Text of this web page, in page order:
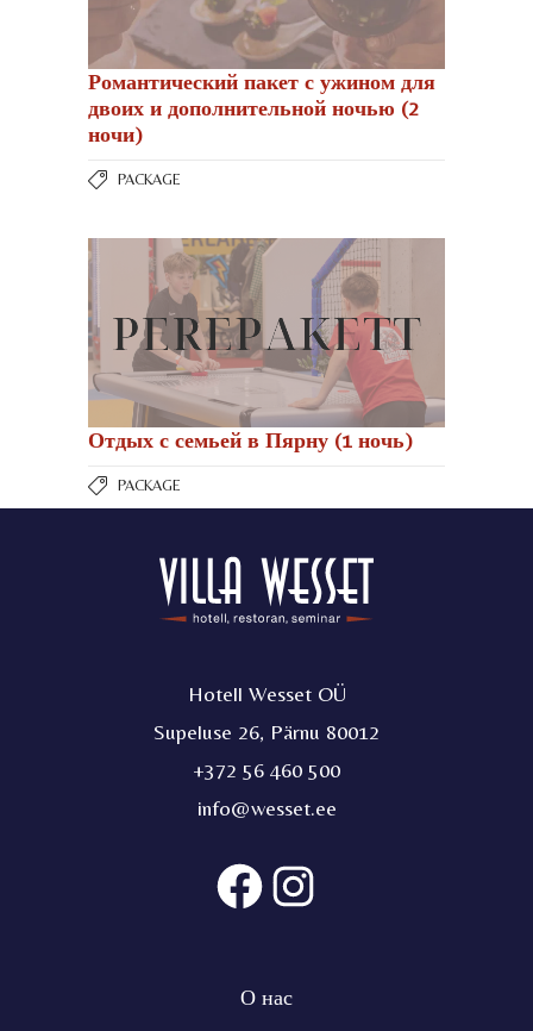
Романтический пакет с ужином для
двоих и дополнительной ночью (2
ночи)
PACKAGE
Отдых с семьей в Пярну (1 ночь)
PACKAGE
Hotell Wesset OÜ
Supeluse 26, Pärnu 80012
+372 56 460 500
info@wesset.ee
О нас